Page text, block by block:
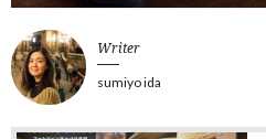
Writer
sumiyo ida